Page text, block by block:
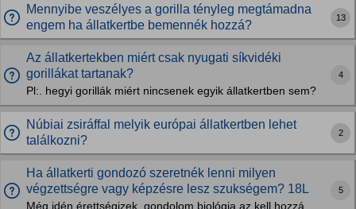
Mennyibe veszélyes a gorilla tényleg megtámadna
engem ha állatkertbe bemennék hozzá?
13
Az állatkertekben miért csak nyugati síkvidéki
gorillákat tartanak?
Pl:. hegyi gorillák miért nincsenek egyik állatkertben sem?
4
Núbiai zsiráffal melyik európai állatkertben lehet
találkozni?
2
Ha állatkerti gondozó szeretnék lenni milyen
végzettségre vagy képzésre lesz szukségem? 18L
Még idén érettségizek, gondolom biológia az kell hozzá.
5